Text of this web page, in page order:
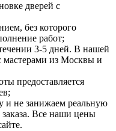
дверей с
без которого
работ;
3-5 дней. В нашей
мастерами из Москвы и
предоставляется
и не занижаем реальную
Все наши цены